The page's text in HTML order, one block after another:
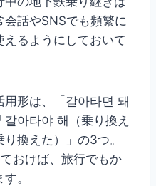
会話やSNSでも頻繁に
るようにしておいて
形は、「갈아타면 돼
갈아타야 해（乗り換え
換えた）」の3つ。
おけば、旅行でもか
。